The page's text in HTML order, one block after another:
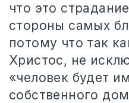
что это
стороны самых
потому что так
Христос, не
«человек будет
собственного